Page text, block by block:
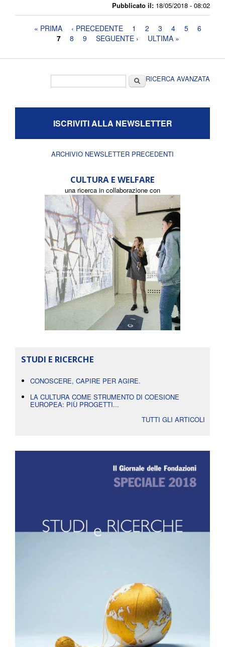
Pubblicato il: 18/05/2018 - 08:02
Pagine« PRIMA ‹ PRECEDENTE 1 2 3 4 5
6
7
8 9 SEGUENTE › ULTIMA »
CercaRICERCA AVANZATA
ISCRIVITI ALLA NEWSLETTER
ARCHIVIO NEWSLETTER PRECEDENTI
CULTURA E WELFARE
una ricerca in collaborazione con
STUDI E RICERCHE
CONOSCERE, CAPIRE PER AGIRE.
LA CULTURA COME STRUMENTO DI COESIONE
EUROPEA: PIÙ PROGETTI...
TUTTI GLI ARTICOLI